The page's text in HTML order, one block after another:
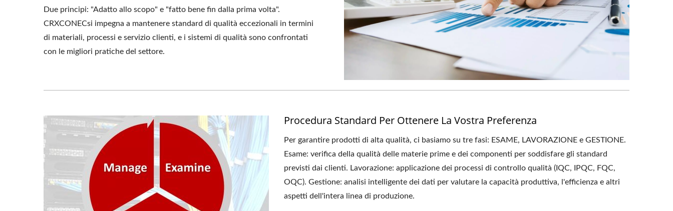
Due principi: "Adatto allo scopo" e "fatto bene fin dalla prima volta".
CRXCONECsi impegna a mantenere standard di qualità eccezionali in termini
di materiali, processi e servizio clienti, e i sistemi di qualità sono confrontati
con le migliori pratiche del settore.
Procedura Standard Per Ottenere La Vostra Preferenza
Per garantire prodotti di alta qualità, ci basiamo su tre fasi: ESAME, LAVORAZIONE e GESTIONE.
Esame: verifica della qualità delle materie prime e dei componenti per soddisfare gli standard
previsti dai clienti. Lavorazione: applicazione dei processi di controllo qualità (IQC, IPQC, FQC,
OQC). Gestione: analisi intelligente dei dati per valutare la capacità produttiva, l'efficienza e altri
aspetti dell'intera linea di produzione.